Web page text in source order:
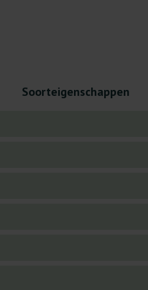
Soorteigenschappen